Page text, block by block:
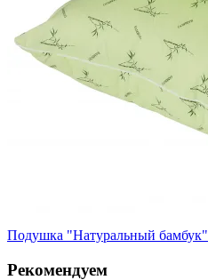
Подушка "Натуральный бамбук"
Рекомендуем